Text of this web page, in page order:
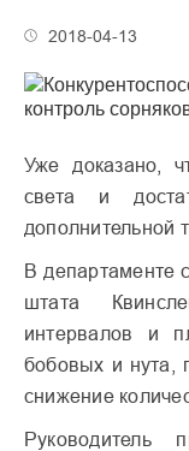
2018-04-13
Уже доказано,
света и
дополнительной
В департаменте
штата
интервалов и
бобовых и нута,
снижение
Руководитель